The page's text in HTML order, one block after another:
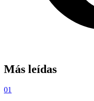
Más leídas
01